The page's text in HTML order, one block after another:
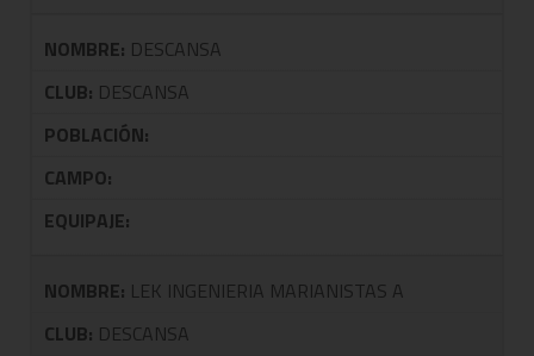
NOMBRE: DESCANSA
CLUB: DESCANSA
POBLACIÓN:
CAMPO:
EQUIPAJE:
NOMBRE: LEK INGENIERIA MARIANISTAS A
CLUB: DESCANSA